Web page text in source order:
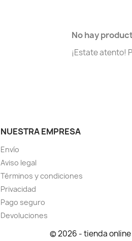
No hay
¡Estate atento!
NUESTRA EMPRESA
Envío
Aviso legal
Términos y condiciones
Privacidad
Pago seguro
Devoluciones
© 2026 - tienda